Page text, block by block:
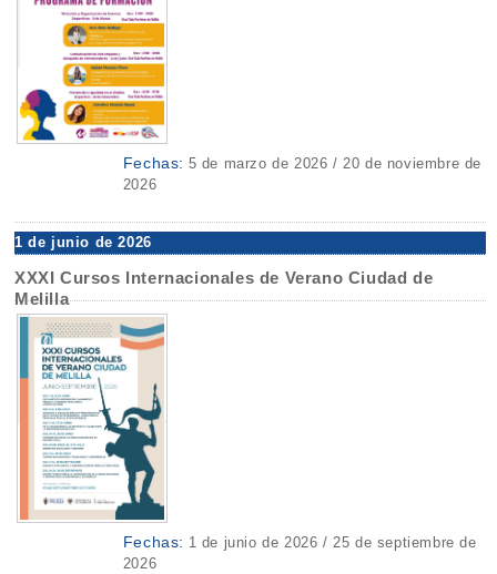
Fechas: 5 de marzo de 2026 / 20 de noviembre de
2026
1 de junio de 2026
XXXI Cursos Internacionales de Verano Ciudad de
Melilla
Fechas: 1 de junio de 2026 / 25 de septiembre de
2026